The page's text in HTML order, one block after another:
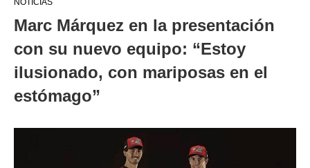
NOTICIAS
Marc Márquez en la presentación
con su nuevo equipo: “Estoy
ilusionado, con mariposas en el
estómago”